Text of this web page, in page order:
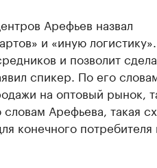
Арефьев назвал
и «иную логистику».
и позволит
спикер. По его
на оптовый рынок,
Арефьева, такая
конечного потребителя